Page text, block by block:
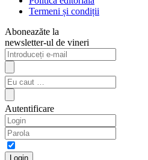
Termeni și condiții
Aboneazăte la
newsletter-ul de vineri
Autentificare